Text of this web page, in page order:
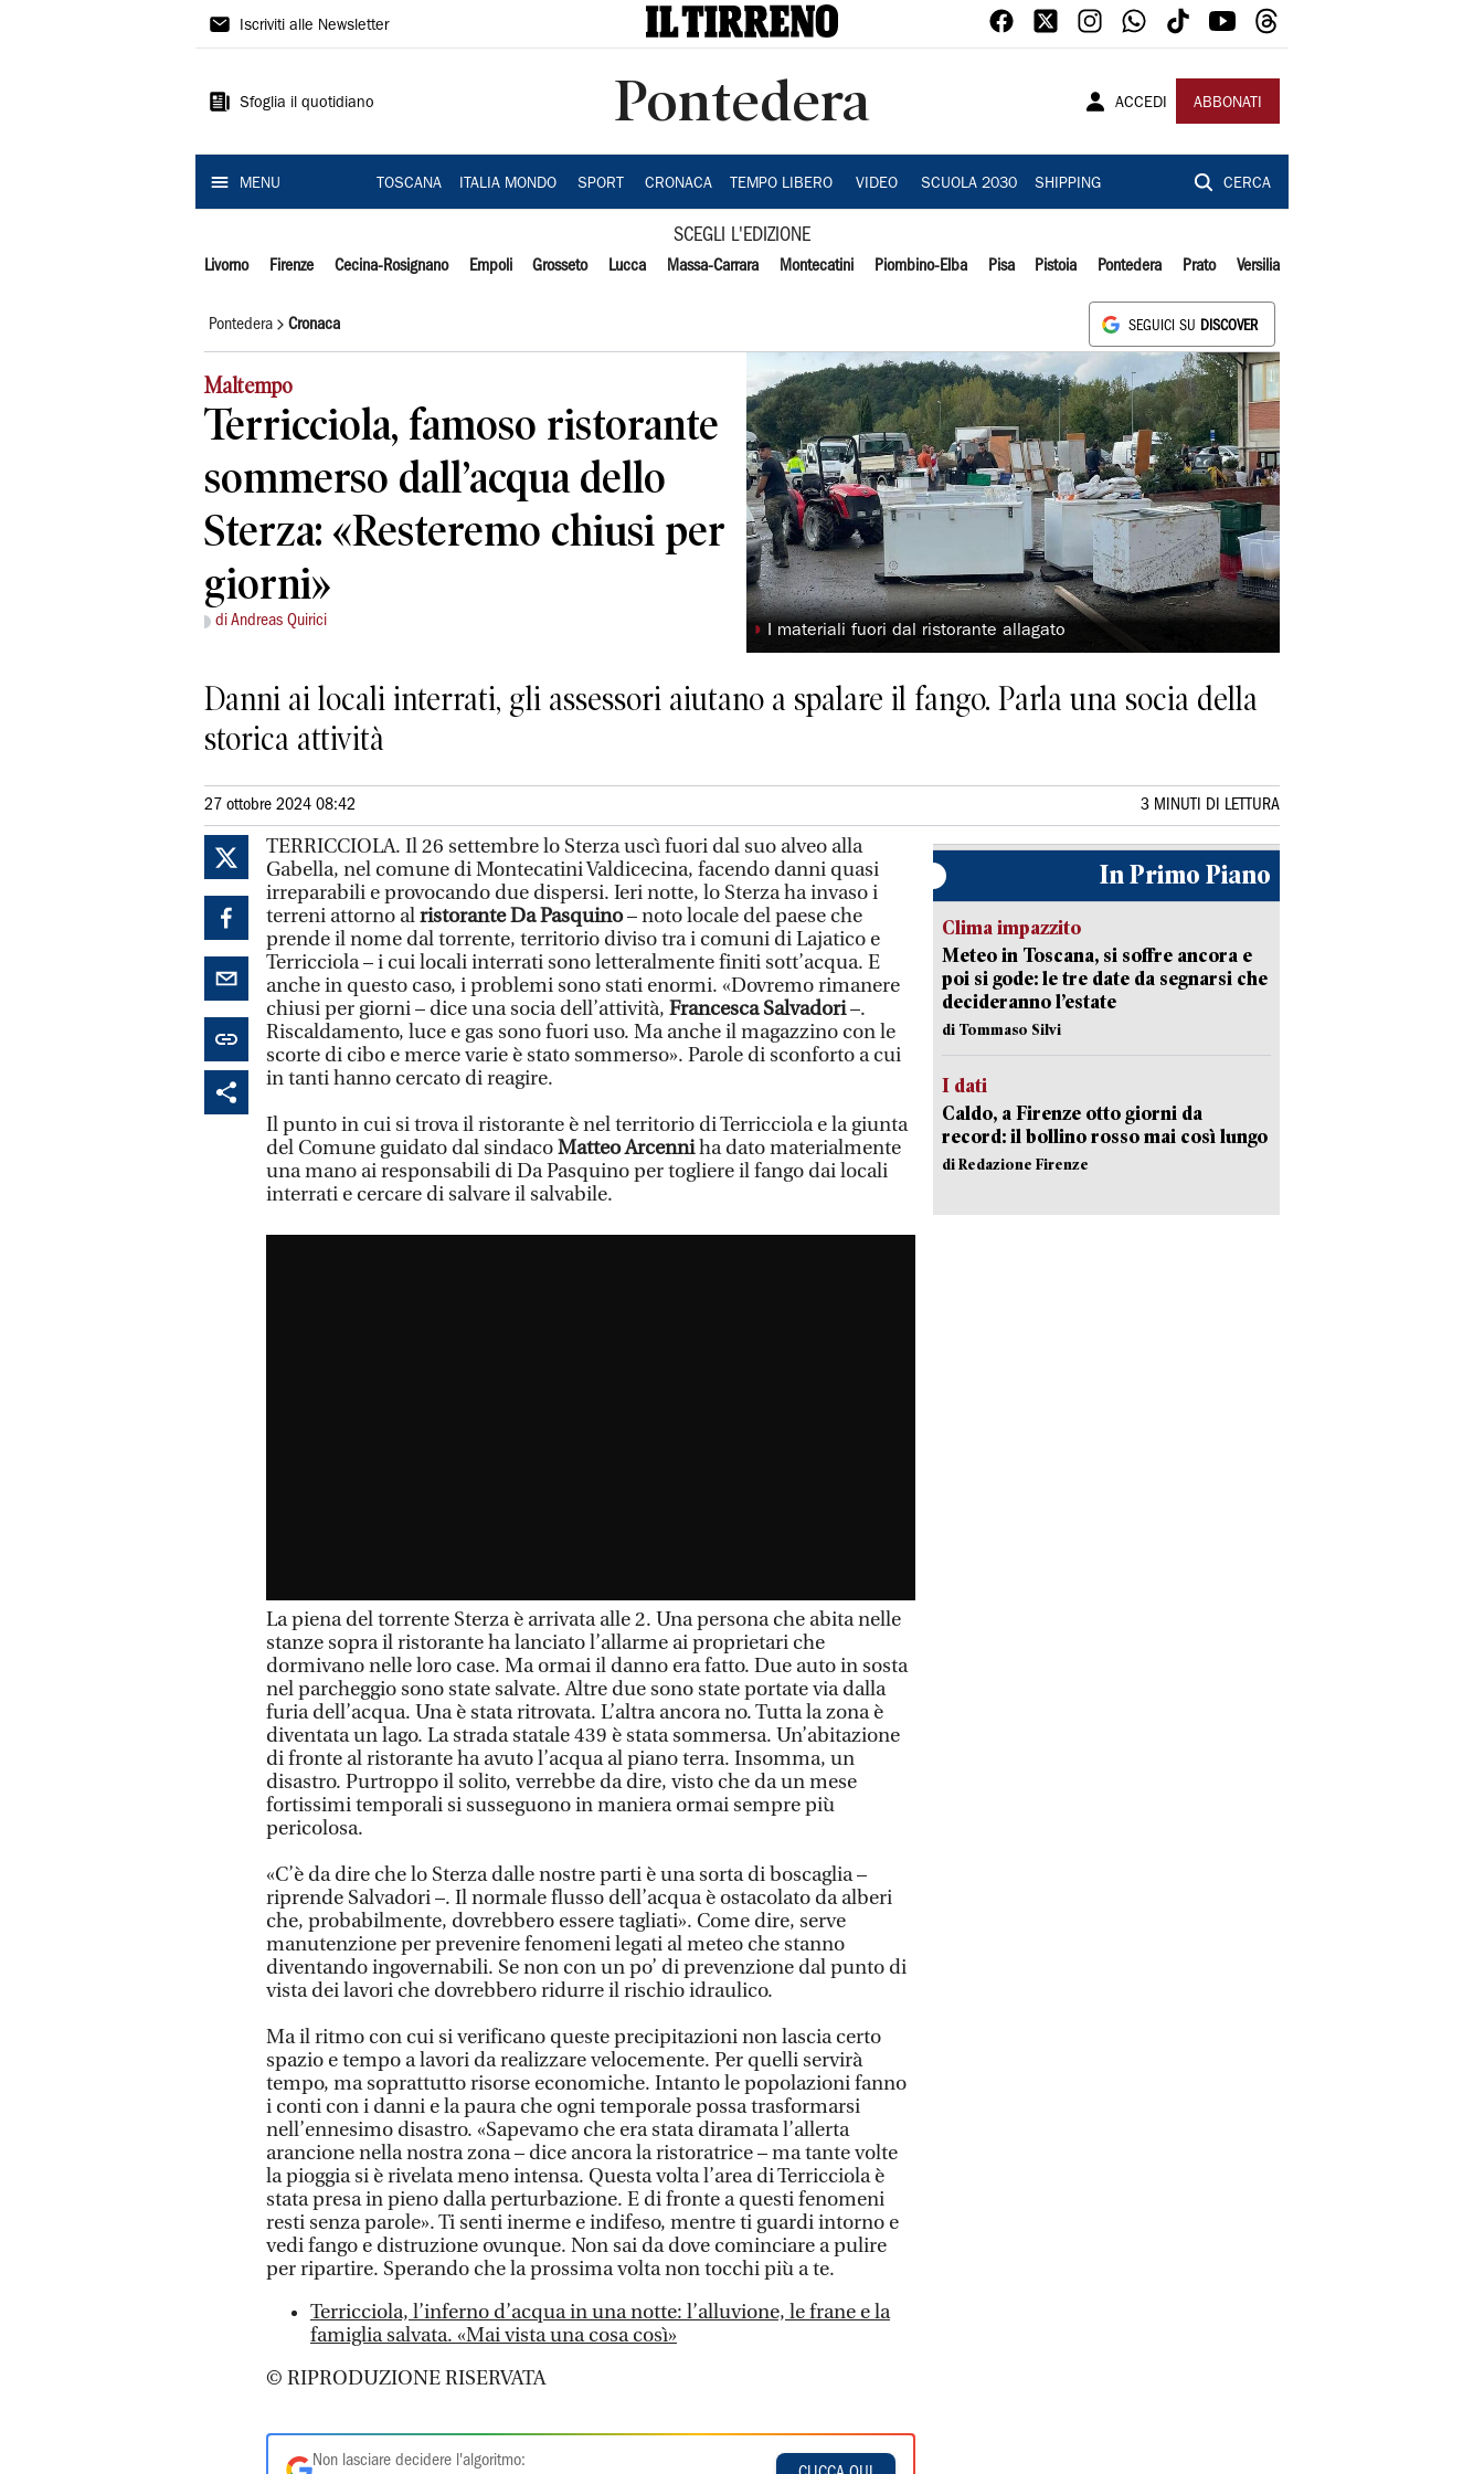
Il
Iscriviti alle Newsletter
Sfoglia il quotidiano Pontedera ACCEDI ABBONATI
MENU TOSCANA ITALIA MONDO SPORT CRONACA TEMPO LIBERO VIDEO SCUOLA 2030 SHIPPING CERCA
SCEGLI L'EDIZIONE
Livorno Firenze Cecina-Rosignano Empoli Grosseto Lucca Massa-Carrara Montecatini Piombino-Elba Pisa Pistoia Pontedera Prato Versilia
Pontedera Cronaca SEGUICI SU DISCOVER
Maltempo
Terricciola, famoso ristorante
sommerso dall’acqua dello
Sterza: «Resteremo chiusi per
giorni»
di Andreas Quirici
◗ I materiali fuori dal ristorante allagato
Danni ai locali interrati, gli assessori aiutano a spalare il fango. Parla una socia della
storica attività
27 ottobre 2024 08:42 3 MINUTI DI LETTURA
TERRICCIOLA. Il 26 settembre lo Sterza uscì fuori dal suo alveo alla
Gabella, nel comune di Montecatini Valdicecina, facendo danni quasi
irreparabili e provocando due dispersi. Ieri notte, lo Sterza ha invaso i
terreni attorno alristorante Da Pasquino– noto locale del paese che
prende il nome dal torrente, territorio diviso tra i comuni di Lajatico e
Terricciola – i cui locali interrati sono letteralmente finiti sott’acqua. E
anche in questo caso, i problemi sono stati enormi. «Dovremo rimanere
chiusi per giorni – dice una socia dell’attività, Francesca Salvadori–.
Riscaldamento, luce e gas sono fuori uso. Ma anche il magazzino con le
scorte di cibo e merce varie è stato sommerso». Parole di sconforto a cui
in tanti hanno cercato di reagire.
Il punto in cui si trova il ristorante è nel territorio di Terricciola e la giunta
del Comune guidato dal sindacoMatteo Arcenniha dato materialmente
una mano ai responsabili di Da Pasquino per togliere il fango dai locali
interrati e cercare di salvare il salvabile.
La piena del torrente Sterza è arrivata alle 2. Una persona che abita nelle
stanze sopra il ristorante ha lanciato l’allarme ai proprietari che
dormivano nelle loro case. Ma ormai il danno era fatto. Due auto in sosta
nel parcheggio sono state salvate. Altre due sono state portate via dalla
furia dell’acqua. Una è stata ritrovata. L’altra ancora no. Tutta la zona è
diventata un lago. La strada statale 439 è stata sommersa. Un’abitazione
di fronte al ristorante ha avuto l’acqua al piano terra. Insomma, un
disastro. Purtroppo il solito, verrebbe da dire, visto che da un mese
fortissimi temporali si susseguono in maniera ormai sempre più
pericolosa.
«C’è da dire che lo Sterza dalle nostre parti è una sorta di boscaglia –
riprende Salvadori –. Il normale flusso dell’acqua è ostacolato da alberi
che, probabilmente, dovrebbero essere tagliati». Come dire, serve
manutenzione per prevenire fenomeni legati al meteo che stanno
diventando ingovernabili. Se non con un po’ di prevenzione dal punto di
vista dei lavori che dovrebbero ridurre il rischio idraulico.
Ma il ritmo con cui si verificano queste precipitazioni non lascia certo
spazio e tempo a lavori da realizzare velocemente. Per quelli servirà
tempo, ma soprattutto risorse economiche. Intanto le popolazioni fanno
i conti con i danni e la paura che ogni temporale possa trasformarsi
nell’ennesimo disastro. «Sapevamo che era stata diramata l’allerta
arancione nella nostra zona – dice ancora la ristoratrice – ma tante volte
la pioggia si è rivelata meno intensa. Questa volta l’area di Terricciola è
stata presa in pieno dalla perturbazione. E di fronte a questi fenomeni
resti senza parole». Ti senti inerme e indifeso, mentre ti guardi intorno e
vedi fango e distruzione ovunque. Non sai da dove cominciare a pulire
per ripartire. Sperando che la prossima volta non tocchi più a te.
Terricciola, l’inferno d’acqua in una notte: l’alluvione, le frane e la
famiglia salvata. «Mai vista una cosa così»
© RIPRODUZIONE RISERVATA
Non lasciare decidere l'algoritmo:
In Primo Piano
Clima impazzito
Meteo in Toscana, si soffre ancora e
poi si gode: le tre date da segnarsi che
decideranno l’estate
di Tommaso Silvi
I dati
Caldo, a Firenze otto giorni da
record: il bollino rosso mai così lungo
di Redazione Firenze